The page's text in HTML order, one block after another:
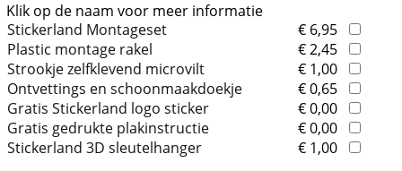
Klik op de naam voor meer informatie
Stickerland Montageset
€ 6,95
Plastic montage rakel
€ 2,45
Strookje zelfklevend microvilt
€ 1,00
Ontvettings en schoonmaakdoekje
€ 0,65
Gratis Stickerland logo sticker
€ 0,00
Gratis gedrukte plakinstructie
€ 0,00
Stickerland 3D sleutelhanger
€ 1,00